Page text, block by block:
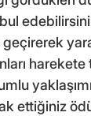
ettiğiniz